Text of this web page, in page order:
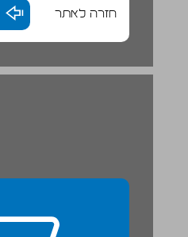
חזרה לאתר
הלוח העברי ... 16